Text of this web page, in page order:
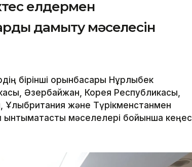
елдермен
дамыту мәселесін
бірінші орынбасары Нұрлыбек
Әзербайжан, Корея Республикасы,
Ұлыбритания және Түрікменстанмен
мәселелері бойынша кеңес